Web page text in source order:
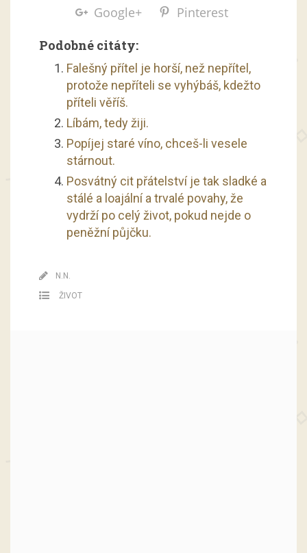
Google+
Pinterest
Podobné citáty:
Falešný přítel je horší, než nepřítel,
protože nepříteli se vyhýbáš, kdežto
příteli věříš.
Líbám, tedy žiji.
Popíjej staré víno, chceš-li vesele
stárnout.
Posvátný cit přátelství je tak sladké a
stálé a loajální a trvalé povahy, že
vydrží po celý život, pokud nejde o
peněžní půjčku.
N.N.
ŽIVOT